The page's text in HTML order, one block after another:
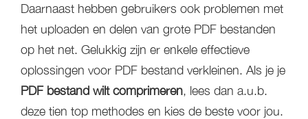
Daarnaast hebben gebruikers ook problemen met
het uploaden en delen van grote PDF bestanden
op het net. Gelukkig zijn er enkele effectieve
oplossingen voor PDF bestand verkleinen. Als je je
PDF bestand wilt comprimeren, lees dan a.u.b.
deze tien top methodes en kies de beste voor jou.